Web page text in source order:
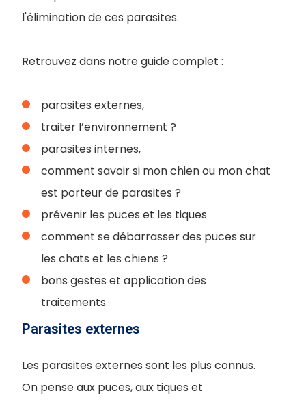
l'élimination de ces parasites.
Retrouvez dans notre guide complet :
parasites externes,
traiter l’environnement ?
parasites internes,
comment savoir si mon chien ou mon chat
est porteur de parasites ?
prévenir les puces et les tiques
comment se débarrasser des puces sur
les chats et les chiens ?
bons gestes et application des
traitements
Parasites externes
Les parasites externes sont les plus connus.
On pense aux puces, aux tiques et